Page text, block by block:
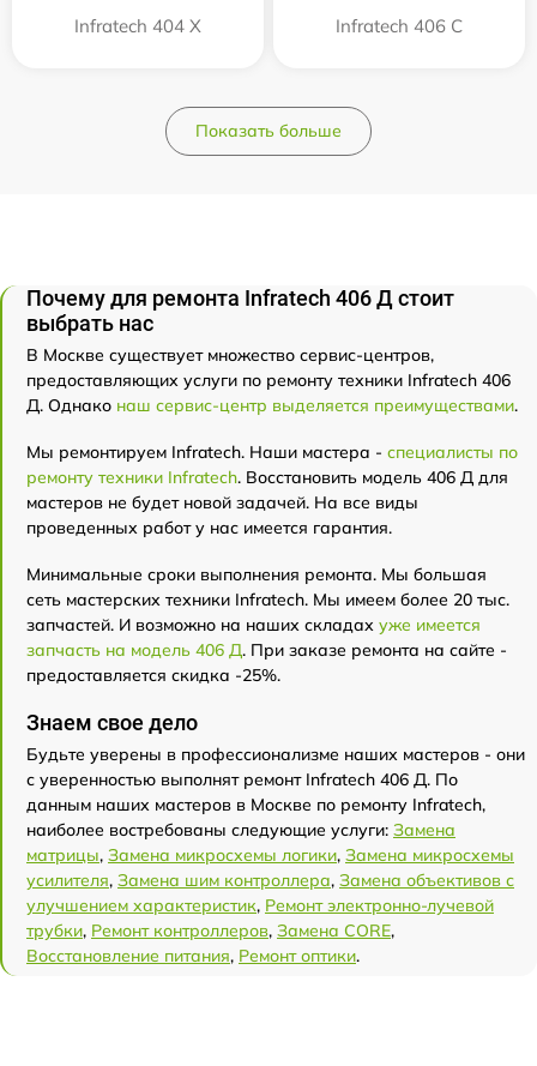
Infratech 404 Х Infratech 406 С
Показать больше
Почему для ремонта Infratech 406 Д стоит
выбрать нас
В Москве существует множество сервис-центров,
предоставляющих услуги по ремонту техники Infratech 406
Д. Однако наш сервис-центр выделяется преимуществами.
Мы ремонтируем Infratech. Наши мастера - специалисты по
ремонту техники Infratech. Восстановить модель 406 Д для
мастеров не будет новой задачей. На все виды
проведенных работ у нас имеется гарантия.
Минимальные сроки выполнения ремонта. Мы большая
сеть мастерских техники Infratech. Мы имеем более 20 тыс.
запчастей. И возможно на наших складах уже имеется
запчасть на модель 406 Д. При заказе ремонта на сайте -
предоставляется скидка -25%.
Знаем свое дело
Будьте уверены в профессионализме наших мастеров - они
с уверенностью выполнят ремонт Infratech 406 Д. По
данным наших мастеров в Москве по ремонту Infratech,
наиболее востребованы следующие услуги: Замена
матрицы, Замена микросхемы логики, Замена микросхемы
усилителя, Замена шим контроллера, Замена объективов с
улучшением характеристик, Ремонт электронно-лучевой
трубки, Ремонт контроллеров, Замена CORE,
Восстановление питания, Ремонт оптики.